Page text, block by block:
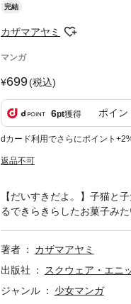
完結
カザマアヤミ
マンガ
699(税込)
6pt獲得 ポイン
dカード利用でさらにポイント
返品不可
【だいすきだよ。】子猫と
るできらきらしたお菓子み
著者
カザマアヤミ
出版社
スクウェア・エニ
ジャンル
少女マンガ